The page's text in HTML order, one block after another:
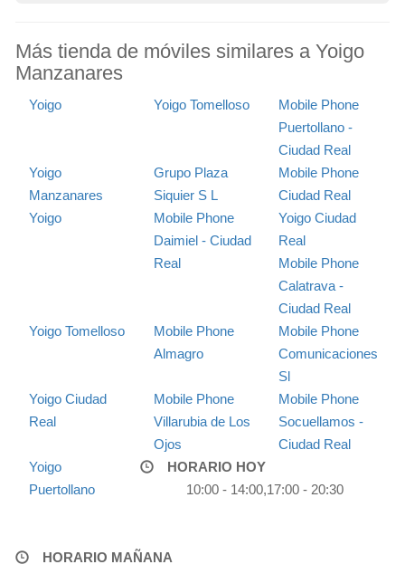
Más tienda de móviles similares a Yoigo
Manzanares
Yoigo Yoigo Tomelloso
Mobile Phone
Puertollano -
Ciudad Real
Yoigo
Manzanares
Grupo Plaza
Siquier S L
Mobile Phone
Ciudad Real
Yoigo
Mobile Phone
Daimiel - Ciudad
Real
Yoigo Ciudad
Real
Mobile Phone
Calatrava -
Ciudad Real
Yoigo Tomelloso
Mobile Phone
Almagro
Mobile Phone
Comunicaciones
Sl
Yoigo Ciudad
Real
Mobile Phone
Villarubia de Los
Ojos
Mobile Phone
Socuellamos -
Ciudad Real
Yoigo
Puertollano
HORARIO HOY
10:00 - 14:00,17:00 - 20:30
HORARIO MAÑANA